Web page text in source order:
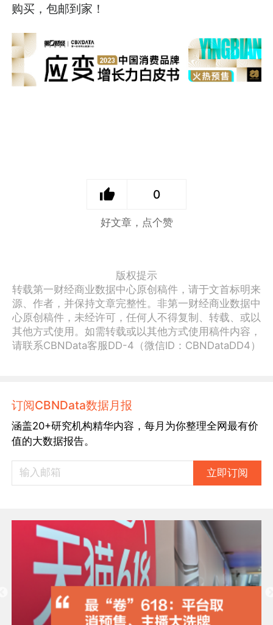
购买，包邮到家！
0
好文章，点个赞
版权提示
转载第一财经商业数据中心原创稿件，请于文首标明来
源、作者，并保持文章完整性。非第一财经商业数据中
心原创稿件，未经许可，任何人不得复制、转载、或以
其他方式使用。如需转载或以其他方式使用稿件内容，
请联系CBNData客服DD-4（微信ID：CBNDataDD4）
订阅CBNData数据月报
涵盖20+研究机构精华内容，每月为你整理全网最有价
值的大数据报告。
立即订阅